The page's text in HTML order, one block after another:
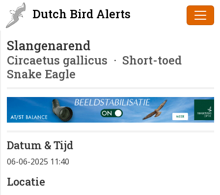
Dutch Bird Alerts
Slangenarend
Circaetus gallicus · Short-toed
Snake Eagle
Datum & Tijd
06-06-2025 11:40
Locatie